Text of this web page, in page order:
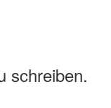
schreiben.